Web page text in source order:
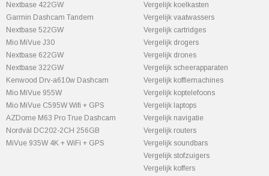
Nextbase 422GW
Garmin Dashcam Tandem
Nextbase 522GW
Mio MiVue J30
Nextbase 622GW
Nextbase 322GW
Kenwood Drv-a610w Dashcam
Mio MiVue 955W
Mio MiVue C595W Wifi + GPS
AZDome M63 Pro True Dashcam
Nordväl DC202-2CH 256GB
MiVue 935W 4K + WiFi + GPS
Vergelijk koelkasten
Vergelijk vaatwassers
Vergelijk cartridges
Vergelijk drogers
Vergelijk drones
Vergelijk scheerapparaten
Vergelijk koffiemachines
Vergelijk koptelefoons
Vergelijk laptops
Vergelijk navigatie
Vergelijk routers
Vergelijk soundbars
Vergelijk stofzuigers
Vergelijk koffers